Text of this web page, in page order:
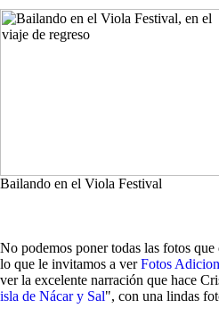
Bailando en el Viola Festival
No podemos poner todas las fotos que
lo que le invitamos a verFotos
ver la excelente narración que hace
isla de Nácar y Sal", con una lindas